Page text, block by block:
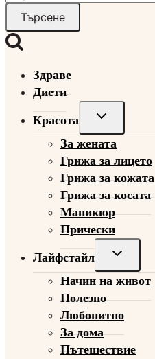
Здраве
Диети
Красота
Toggle
child
menu
За жената
Грижа за лицето
Грижа за кожата
Грижа за косата
Маникюр
Прически
Лайфстайл
Toggle
child
menu
Начин на живот
Полезно
Любопитно
За дома
Пътешествие